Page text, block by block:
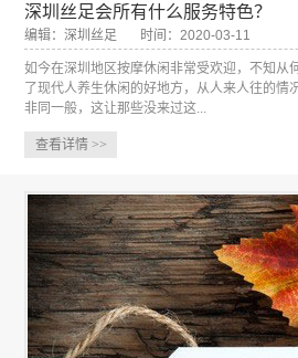
深圳丝足会所有什么服务特色？
编辑：深圳丝足 时间：2020-03-11
如今在深圳地区按摩休闲非常受欢迎，不知从
了现代人养生休闲的好地方，从人来人往的情
非同一般，这让那些没来过这...
查看详情 >>